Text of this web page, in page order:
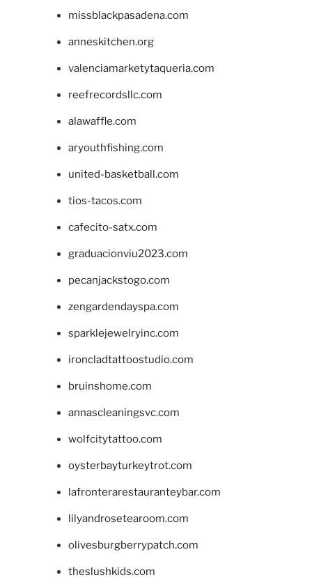
missblackpasadena.com
anneskitchen.org
valenciamarketytaqueria.com
reefrecordsllc.com
alawaffle.com
aryouthfishing.com
united-basketball.com
tios-tacos.com
cafecito-satx.com
graduacionviu2023.com
pecanjackstogo.com
zengardendayspa.com
sparklejewelryinc.com
ironcladtattoostudio.com
bruinshome.com
annascleaningsvc.com
wolfcitytattoo.com
oysterbayturkeytrot.com
lafronterarestauranteybar.com
lilyandrosetearoom.com
olivesburgberrypatch.com
theslushkids.com